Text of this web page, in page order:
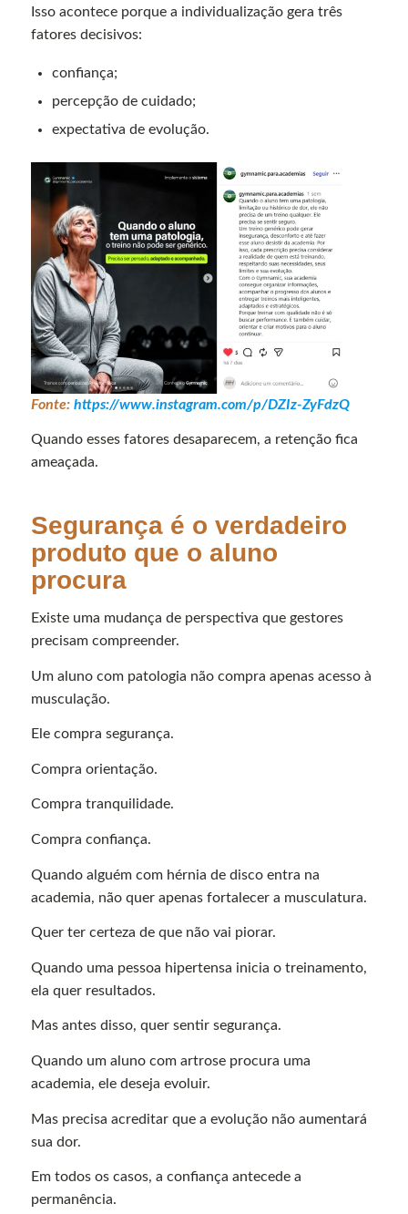
Isso acontece porque a individualização gera três
fatores decisivos:
confiança;
percepção de cuidado;
expectativa de evolução.
Fonte: https://www.instagram.com/p/DZIz-ZyFdzQ
Quando esses fatores desaparecem, a retenção fica
ameaçada.
Segurança é o verdadeiro
produto que o aluno
procura
Existe uma mudança de perspectiva que gestores
precisam compreender.
Um aluno com patologia não compra apenas acesso à
musculação.
Ele compra segurança.
Compra orientação.
Compra tranquilidade.
Compra confiança.
Quando alguém com hérnia de disco entra na
academia, não quer apenas fortalecer a musculatura.
Quer ter certeza de que não vai piorar.
Quando uma pessoa hipertensa inicia o treinamento,
ela quer resultados.
Mas antes disso, quer sentir segurança.
Quando um aluno com artrose procura uma
academia, ele deseja evoluir.
Mas precisa acreditar que a evolução não aumentará
sua dor.
Em todos os casos, a confiança antecede a
permanência.